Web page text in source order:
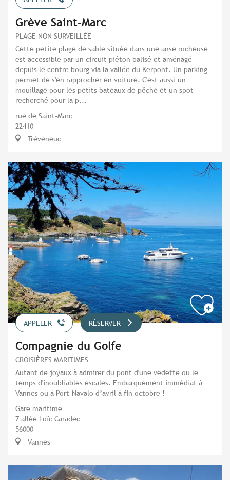
Grève Saint-Marc
PLAGE NON SURVEILLÉE
Cette petite plage de sable située dans une anse rocheuse
est accessible par un circuit piéton balisé et aménagé
depuis le centre bourg via la vallée du Kerpont. Un parking
permet de s'en rapprocher en voiture. C'est aussi un
mouillage pour les petits bateaux de pêche et un spot
recherché pour la p...
rue de Saint-Marc
22410
Tréveneuc
APPELER RÉSERVER
Compagnie du Golfe
CROISIÈRES MARITIMES
Autant de joyaux à admirer du pont d'une vedette ou le
temps d'inoubliables escales. Embarquement immédiat à
Vannes ou à Port-Navalo d’avril à fin octobre !
Gare maritime
7 allée Loïc Caradec
56000
Vannes